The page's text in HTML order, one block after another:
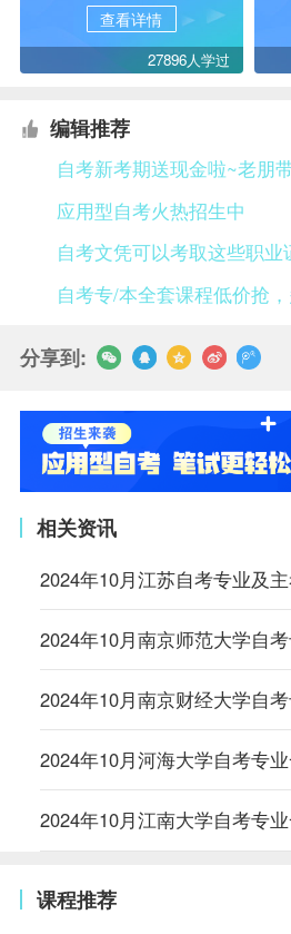
查看详情
27896人学过
编辑推荐
自考新考期送现金啦~老朋
应用型自考火热招生中
自考文凭可以考取这些职业
自考专/本全套课程低价抢
分享到:
相关资讯
2024年10月江苏自考专业及
2024年10月南京师范大学自
2024年10月南京财经大学自
2024年10月河海大学自考专
2024年10月江南大学自考专
课程推荐